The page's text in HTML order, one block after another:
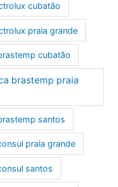
cubatão
praia grande
cubatão
brastemp praia
santos
praia grande
santos